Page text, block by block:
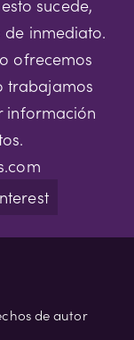
sucede,
inmediato.
ofrecemos
trabajamos
información
de autor